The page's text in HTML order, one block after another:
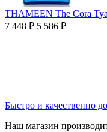
THAMEEN The Cora
7 448 ₽ 5 586 ₽
Быстро и качественно
Наш магазин